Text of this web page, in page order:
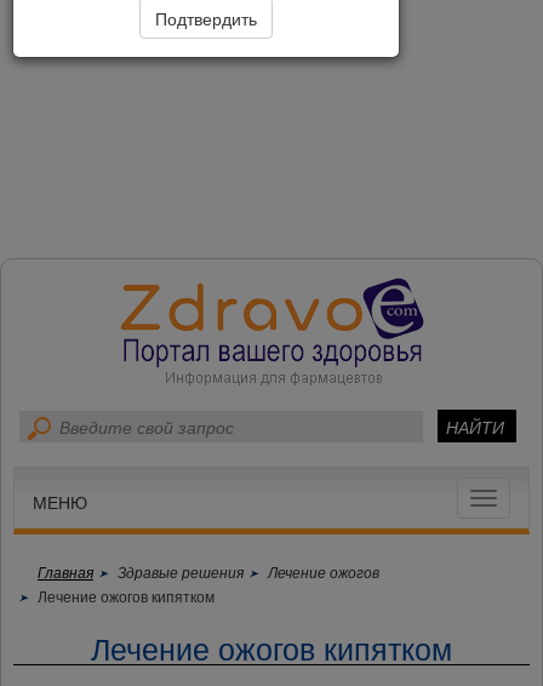
Toggle
МЕНЮ
Главная Здравые решения
Лечение ожогов
Лечение ожогов кипятком
Лечение ожогов кипятком
Подтвердить